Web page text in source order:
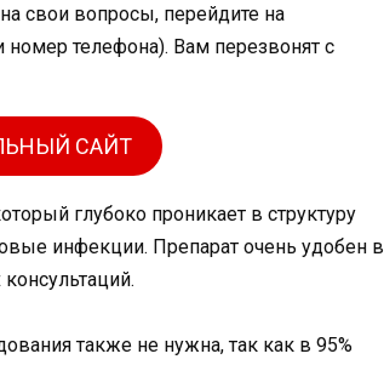
свои вопросы, перейдите на
телефона). Вам перезвонят с
САЙТ
глубоко проникает в структуру
инфекции. Препарат очень удобен в
также не нужна, так как в 95%